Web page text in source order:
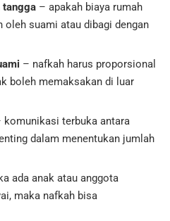
tangga – apakah biaya rumah
oleh suami atau dibagi dengan
– nafkah harus proporsional
boleh memaksakan di luar
komunikasi terbuka antara
dalam menentukan jumlah
ada anak atau anggota
maka nafkah bisa